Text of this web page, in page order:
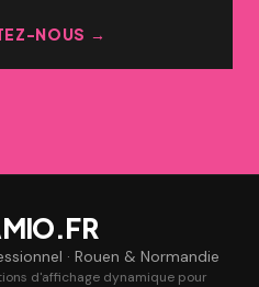
NOUS →
· Rouen & Normandie
d'affichage dynamique pour